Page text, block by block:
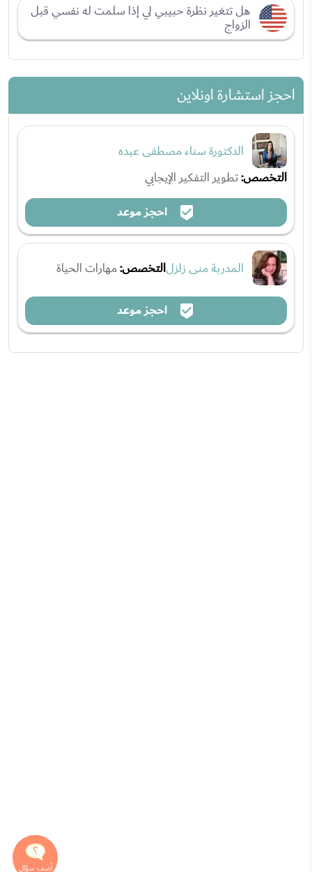
هل تتغير نظرة حبيبي لي إذا سلمت له نفسي قبل
الزواج
احجز استشارة اونلاين
الدكتورة سناء مصطفى عبده
التخصص:تطوير التفكير الإيجابي
احجز موعد
المدربة منى زلزلالتخصص:مهارات الحياة
احجز موعد